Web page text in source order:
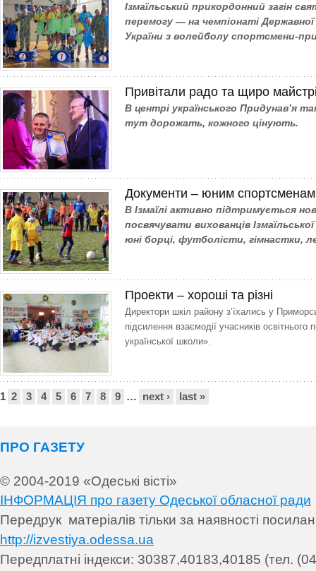
Ізмаїльський прикордонний загін
перемогу — на чемпіонаті
України з волейболу спортсмени-
Привітали радо та щиро
В центрі українського Придунав’я
тут дорожать, кожного цінують.
Документи – юним спортсменам
В Ізмаїлі активно підтримується
посвячувати вихованців
юні борці, футболісти, гімнастки,
Проекти – хороші та різні
Директори шкіл району з’їхались у
підсилення взаємодії учасників освітнього
української школи».
Сторінки
1 2 3 4 5 6 7 8 9 … next › last »
ПРО ГАЗЕТУ
© 2004-2019 «Одеські вісті»
ІНФОРМАЦІЯ про газету Одеської обласної ради
Передрук матеріалів тільки за наявності
http://izvestiya.odessa.ua
Передплатні індекси: 30387,40183,40185 (тел.